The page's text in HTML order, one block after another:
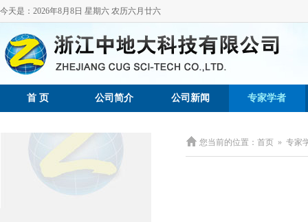
今天是： 2026年8月8日 星期六 农历六月廿六
首 页 公司简介 公司新闻 专家学者
您当前的位置： 首页 » 专家